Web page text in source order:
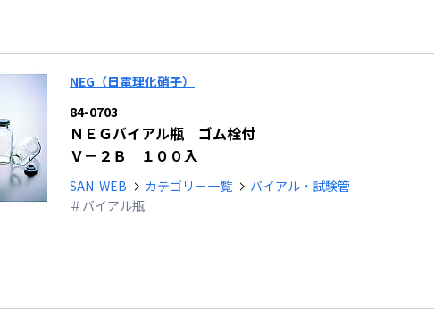
NEG（日電理化硝子）
84-0703
ＮＥＧバイアル瓶 ゴム栓付
Ｖ－２Ｂ １００入
SAN-WEB カテゴリー一覧
バイアル・試験管
＃バイアル瓶